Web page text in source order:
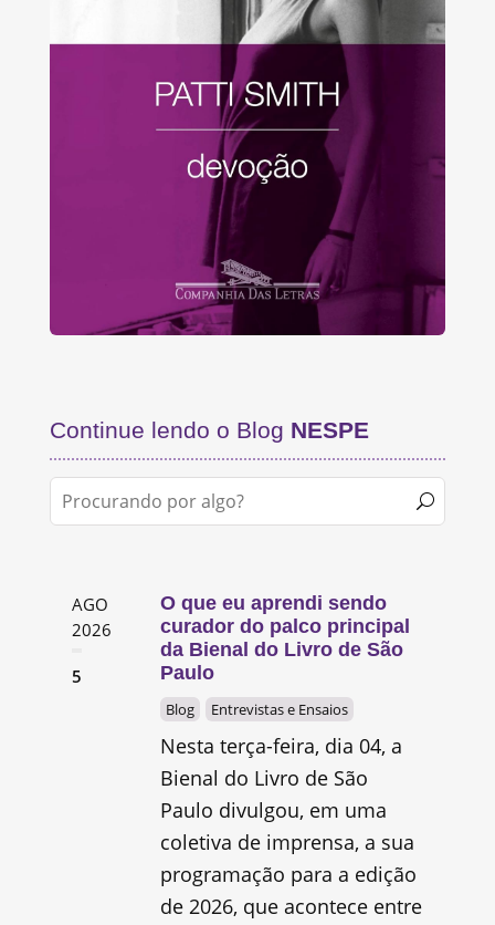
Continue lendo o Blog NESPE
AGO
2026
5
O que eu aprendi sendo
curador do palco principal
da Bienal do Livro de São
Paulo
Blog Entrevistas e Ensaios
Nesta terça-feira, dia 04, a
Bienal do Livro de São
Paulo divulgou, em uma
coletiva de imprensa, a sua
programação para a edição
de 2026, que acontece entre